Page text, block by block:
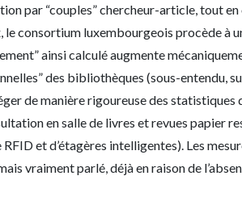
par “couples” chercheur-article, tout
le consortium luxembourgeois procède à
ainsi calculé augmente
des bibliothèques (sous-entendu,
de manière rigoureuse des
en salle de livres et revues papier
et d’étagères intelligentes). Les
vraiment parlé, déjà en raison de